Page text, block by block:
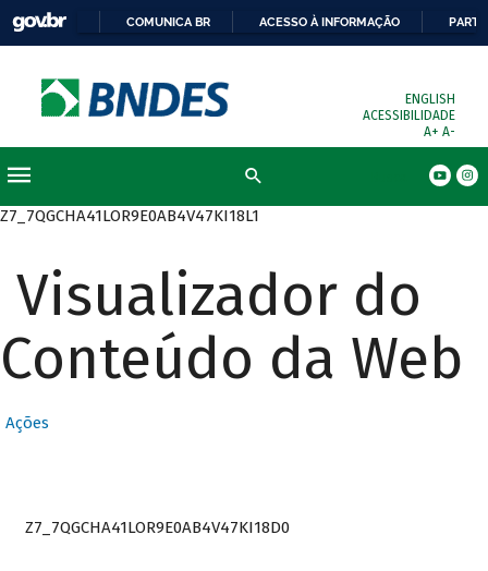
COMUNICA BR ACESSO À INFORMAÇÃO
ENGLISH
ACESSIBILIDADE
A+ A-
Z7_7QGCHA41LOR9E0AB4V47KI18L1
Visualizador do
Conteúdo da Web
Ações
Z7_7QGCHA41LOR9E0AB4V47KI18D0